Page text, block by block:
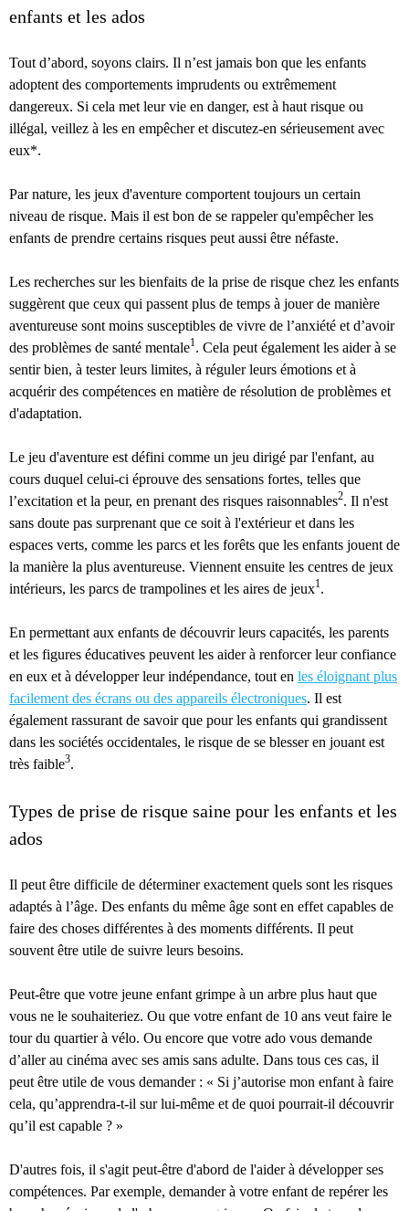
enfants et les ados
Tout d’abord, soyons clairs. Il n’est jamais bon que les enfants
adoptent des comportements imprudents ou extrêmement
dangereux. Si cela met leur vie en danger, est à haut risque ou
illégal, veillez à les en empêcher et discutez-en sérieusement avec
eux*.
Par nature, les jeux d'aventure comportent toujours un certain
niveau de risque. Mais il est bon de se rappeler qu'empêcher les
enfants de prendre certains risques peut aussi être néfaste.
Les recherches sur les bienfaits de la prise de risque chez les enfants
suggèrent que ceux qui passent plus de temps à jouer de manière
aventureuse sont moins susceptibles de vivre de l’anxiété et d’avoir
des problèmes de santé mentale1 . Cela peut également les aider à se
sentir bien, à tester leurs limites, à réguler leurs émotions et à
acquérir des compétences en matière de résolution de problèmes et
d'adaptation.
Le jeu d'aventure est défini comme un jeu dirigé par l'enfant, au
cours duquel celui-ci éprouve des sensations fortes, telles que
l’excitation et la peur, en prenant des risques raisonnables2. Il n'est
sans doute pas surprenant que ce soit à l'extérieur et dans les
espaces verts, comme les parcs et les forêts que les enfants jouent de
la manière la plus aventureuse. Viennent ensuite les centres de jeux
intérieurs, les parcs de trampolines et les aires de jeux1 .
En permettant aux enfants de découvrir leurs capacités, les parents
et les figures éducatives peuvent les aider à renforcer leur confiance
en eux et à développer leur indépendance, tout en les éloignant plus
facilement des écrans ou des appareils électroniques. Il est
également rassurant de savoir que pour les enfants qui grandissent
dans les sociétés occidentales, le risque de se blesser en jouant est
très faible3.
Types de prise de risque saine pour les enfants et les
ados
Il peut être difficile de déterminer exactement quels sont les risques
adaptés à l’âge. Des enfants du même âge sont en effet capables de
faire des choses différentes à des moments différents. Il peut
souvent être utile de suivre leurs besoins.
Peut-être que votre jeune enfant grimpe à un arbre plus haut que
vous ne le souhaiteriez. Ou que votre enfant de 10 ans veut faire le
tour du quartier à vélo. Ou encore que votre ado vous demande
d’aller au cinéma avec ses amis sans adulte. Dans tous ces cas, il
peut être utile de vous demander : « Si j’autorise mon enfant à faire
cela, qu’apprendra-t-il sur lui-même et de quoi pourrait-il découvrir
qu’il est capable ? »
D'autres fois, il s'agit peut-être d'abord de l'aider à développer ses
compétences. Par exemple, demander à votre enfant de repérer les